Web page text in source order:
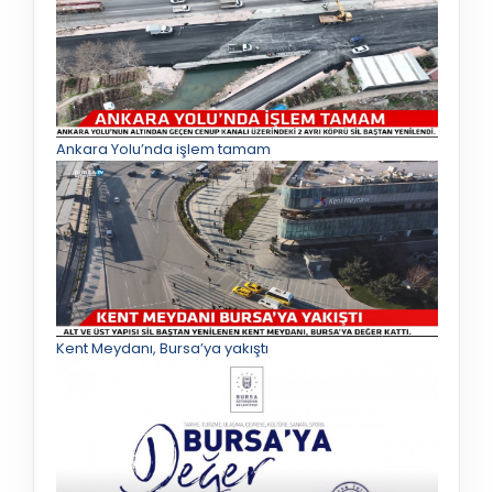
Ankara Yolu’nda işlem tamam
Kent Meydanı, Bursa’ya yakıştı